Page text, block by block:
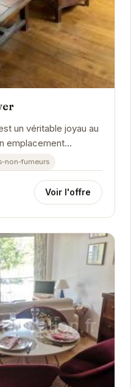
un véritable joyau au
emplacement
et ses équipements...
non-fumeurs
Voir l'offre